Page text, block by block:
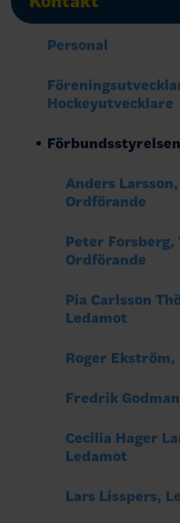
Personal
Hockeyutvecklare
Förbundsstyrelsen
Anders Larsson,
Ordförande
Peter Forsberg,
Ordförande
Pia Carlsson
Ledamot
Roger Ekström,
Fredrik
Cecilia Hager
Ledamot
Lars Lisspers,